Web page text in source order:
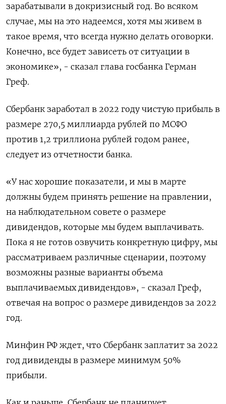
зарабатывали в докризисный год. Во всяком
случае, мы на это надеемся, хотя мы живем в
такое время, что всегда нужно делать оговорки.
Конечно, все будет зависеть от ситуации в
экономике», - сказал глава госбанка Герман
Греф.
Сбербанк заработал в 2022 году чистую прибыль в
размере 270,5 миллиарда рублей по МСФО
против 1,2 триллиона рублей годом ранее,
следует из отчетности банка.
«У нас хорошие показатели, и мы в марте
должны будем принять решение на правлении,
на наблюдательном совете о размере
дивидендов, которые мы будем выплачивать.
Пока я не готов озвучить конкретную цифру, мы
рассматриваем различные сценарии, поэтому
возможны разные варианты объема
выплачиваемых дивидендов», - сказал Греф,
отвечая на вопрос о размере дивидендов за 2022
год.
Минфин РФ ждет, что Сбербанк заплатит за 2022
год дивиденды в размере минимум 50%
прибыли.